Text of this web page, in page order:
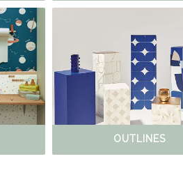
OUTLINES